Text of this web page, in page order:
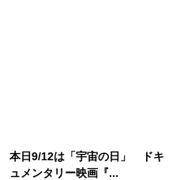
本日9/12は「宇宙の日」 ドキ
ュメンタリー映画『...